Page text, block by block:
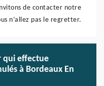
de contacter notre
n’allez pas le regretter.
qui effectue
à Bordeaux En